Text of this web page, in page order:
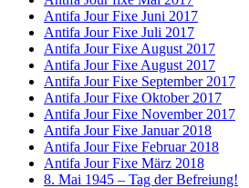
Antifa Jour Fixe Juni 2017
Antifa Jour Fixe Juli 2017
Antifa Jour Fixe August 2017
Antifa Jour Fixe August 2017
Antifa Jour Fixe September 2017
Antifa Jour Fixe Oktober 2017
Antifa Jour Fixe November 2017
Antifa Jour Fixe Januar 2018
Antifa Jour Fixe Februar 2018
Antifa Jour Fixe März 2018
8. Mai 1945 – Tag der Befreiung!